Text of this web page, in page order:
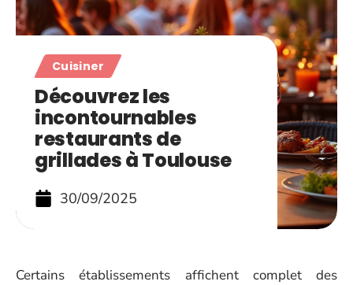
Cuisiner
Découvrez les
incontournables
restaurants de
grillades à Toulouse
30/09/2025
Certains établissements affichent complet des